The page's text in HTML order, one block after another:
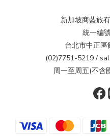
新加坡商藍旅
統一編
台北市中正
(02)7751-5219 /
周一至周五(不含